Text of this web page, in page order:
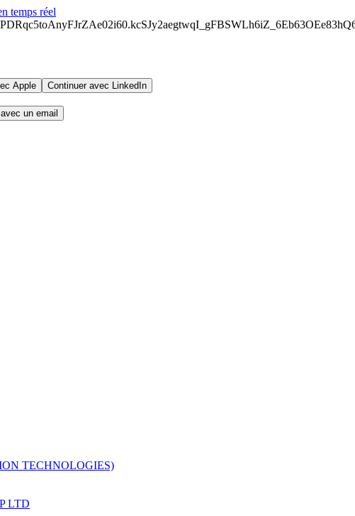
Apple Continuer avec LinkedIn
un email
TECHNOLOGIES)
LTD